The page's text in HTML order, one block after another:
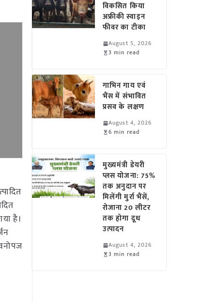
है।
विकसित किया
अफ्रीकी स्वाइन
फीवर का टीका
August 5, 2026
3 min read
गाभिन गाय एवं
भैंस में संभावित
प्रसव के लक्षण
August 4, 2026
6 min read
मुख्यमंत्री डेयरी
प्लस योजना: 75%
तक अनुदान पर
मिलेंगी मुर्रा भैंसें,
रोजाना 20 लीटर
तक होगा दूध
उत्पादन
August 4, 2026
3 min read